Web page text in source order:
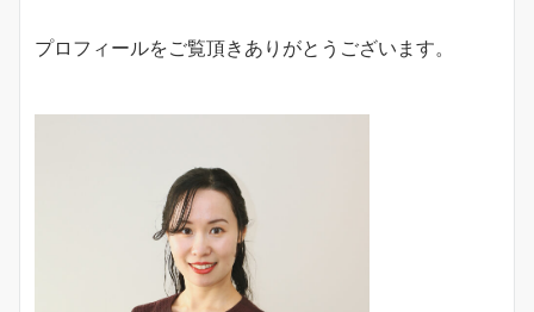
プロフィールをご覧頂きありがとうございます。